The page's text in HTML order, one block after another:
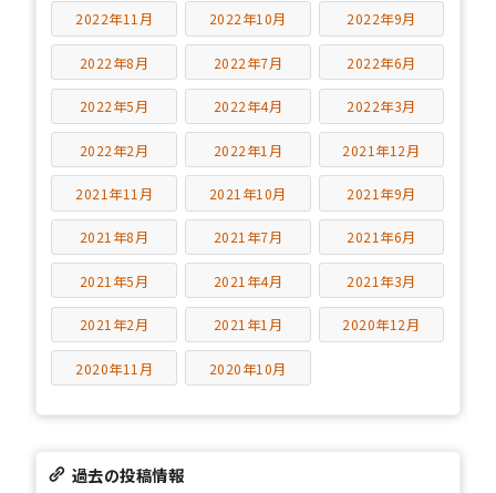
2022年11月 2022年10月 2022年9月
2022年8月 2022年7月 2022年6月
2022年5月 2022年4月 2022年3月
2022年2月 2022年1月 2021年12月
2021年11月 2021年10月 2021年9月
2021年8月 2021年7月 2021年6月
2021年5月 2021年4月 2021年3月
2021年2月 2021年1月 2020年12月
2020年11月 2020年10月
過去の投稿情報